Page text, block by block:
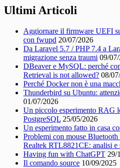
Ultimi Articoli
Aggiornare il firmware UEFI
con fwupd 20/07/2026
Da Laravel 5.7 / PHP 7.4 a
migrazione senza traumi 09/
DBeaver e MySQL: perché
Retrieval is not allowed? 08/
Perché Docker non è una
Thunderbird su Ubuntu:
01/07/2026
Un piccolo esperimento RAG
PostgreSQL 25/05/2026
Un esperimento fatto in casa
Problemi con mouse
Realtek RTL8821CE: analisi e
Having fun with ChatGPT 29/
Il comando source 10/09/2025